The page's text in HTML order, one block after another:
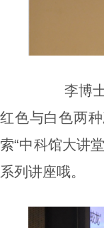
李博
红色与白色两
索“中科馆大讲
系列讲座哦。